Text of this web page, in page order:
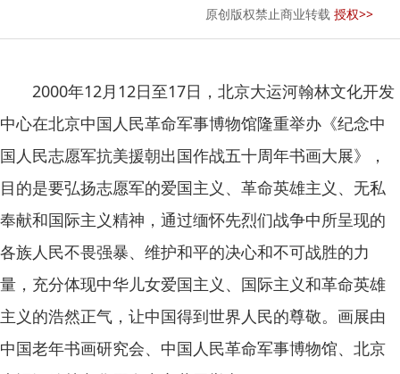
原创版权禁止商业转载 授权>>
2000年12月12日至17日，北京大运河翰林文化开发
中心在北京中国人民革命军事博物馆隆重举办《纪念中
国人民志愿军抗美援朝出国作战五十周年书画大展》，
目的是要弘扬志愿军的爱国主义、革命英雄主义、无私
奉献和国际主义精神，通过缅怀先烈们战争中所呈现的
各族人民不畏强暴、维护和平的决心和不可战胜的力
量，充分体现中华儿女爱国主义、国际主义和革命英雄
主义的浩然正气，让中国得到世界人民的尊敬。画展由
中国老年书画研究会、中国人民革命军事博物馆、北京